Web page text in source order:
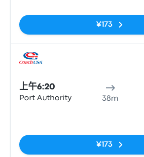
¥173
上午6:20
Port Authority 38m
¥173